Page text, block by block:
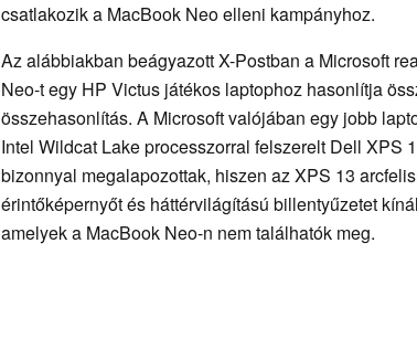
csatlakozik a MacBook Neo elleni kampányhoz.
Az alábbiakban beágyazott X-Postban a Microsoft
Neo-t egy HP Victus játékos laptophoz hasonlítja
összehasonlítás. A Microsoft valójában egy jobb
Intel Wildcat Lake processzorral felszerelt Dell XPS
bizonnyal megalapozottak, hiszen az XPS 13
érintőképernyőt és háttérvilágítású billentyűzetet
amelyek a MacBook Neo-n nem találhatók meg.